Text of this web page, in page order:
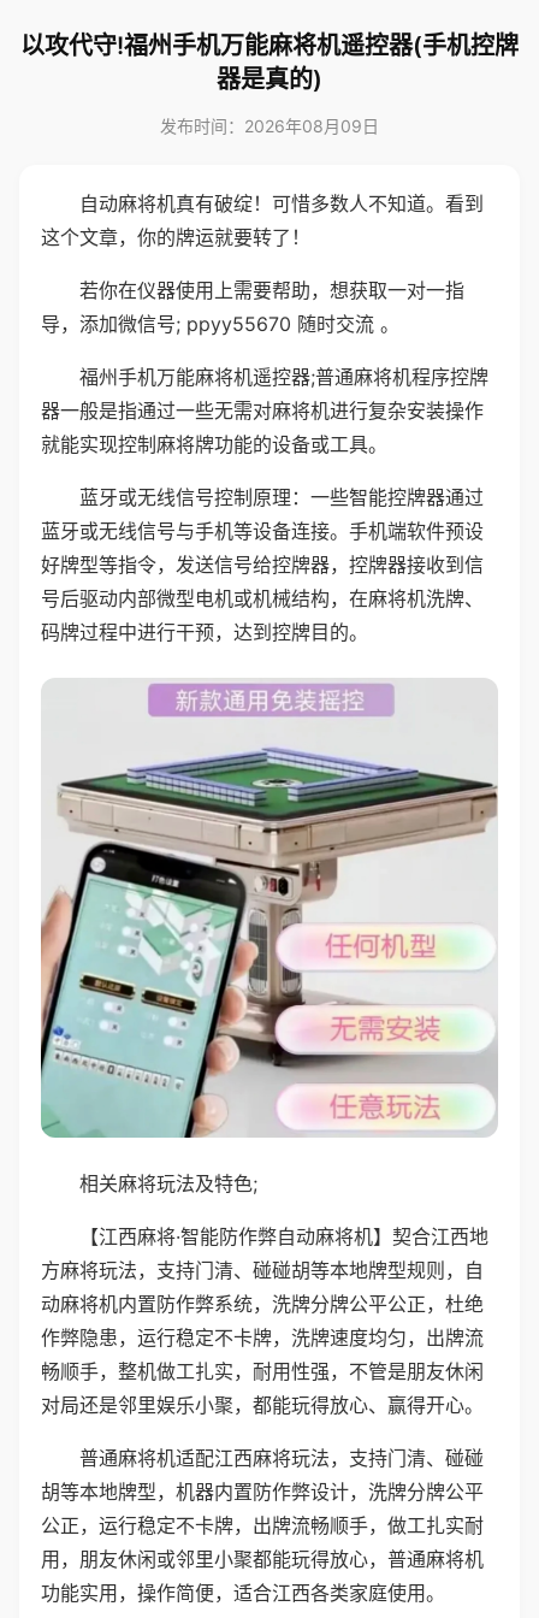
以攻代守!福州手机万能麻将机遥控器(手机控牌
器是真的)
发布时间：2026年08月09日
自动麻将机真有破绽！可惜多数人不知道。看到
这个文章，你的牌运就要转了！
若你在仪器使用上需要帮助，想获取一对一指
导，添加微信号; ppyy55670 随时交流 。
福州手机万能麻将机遥控器;普通麻将机程序控牌
器一般是指通过一些无需对麻将机进行复杂安装操作
就能实现控制麻将牌功能的设备或工具。
蓝牙或无线信号控制原理：一些智能控牌器通过
蓝牙或无线信号与手机等设备连接。手机端软件预设
好牌型等指令，发送信号给控牌器，控牌器接收到信
号后驱动内部微型电机或机械结构，在麻将机洗牌、
码牌过程中进行干预，达到控牌目的。
相关麻将玩法及特色;
【江西麻将·智能防作弊自动麻将机】契合江西地
方麻将玩法，支持门清、碰碰胡等本地牌型规则，自
动麻将机内置防作弊系统，洗牌分牌公平公正，杜绝
作弊隐患，运行稳定不卡牌，洗牌速度均匀，出牌流
畅顺手，整机做工扎实，耐用性强，不管是朋友休闲
对局还是邻里娱乐小聚，都能玩得放心、赢得开心。
普通麻将机适配江西麻将玩法，支持门清、碰碰
胡等本地牌型，机器内置防作弊设计，洗牌分牌公平
公正，运行稳定不卡牌，出牌流畅顺手，做工扎实耐
用，朋友休闲或邻里小聚都能玩得放心，普通麻将机
功能实用，操作简便，适合江西各类家庭使用。